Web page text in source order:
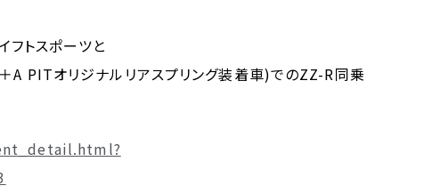
トスポーツと
A PITオリジナルリアスプリング装着車)でのZZ-R同乗